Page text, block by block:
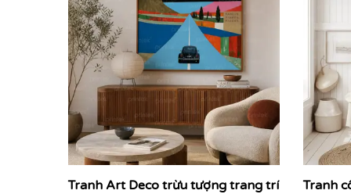
Tranh Art Deco trừu tượng trang trí
Tranh